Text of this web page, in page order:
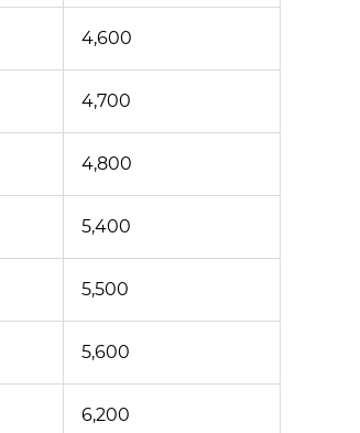
4,600
4,700
4,800
5,400
5,500
5,600
6,200